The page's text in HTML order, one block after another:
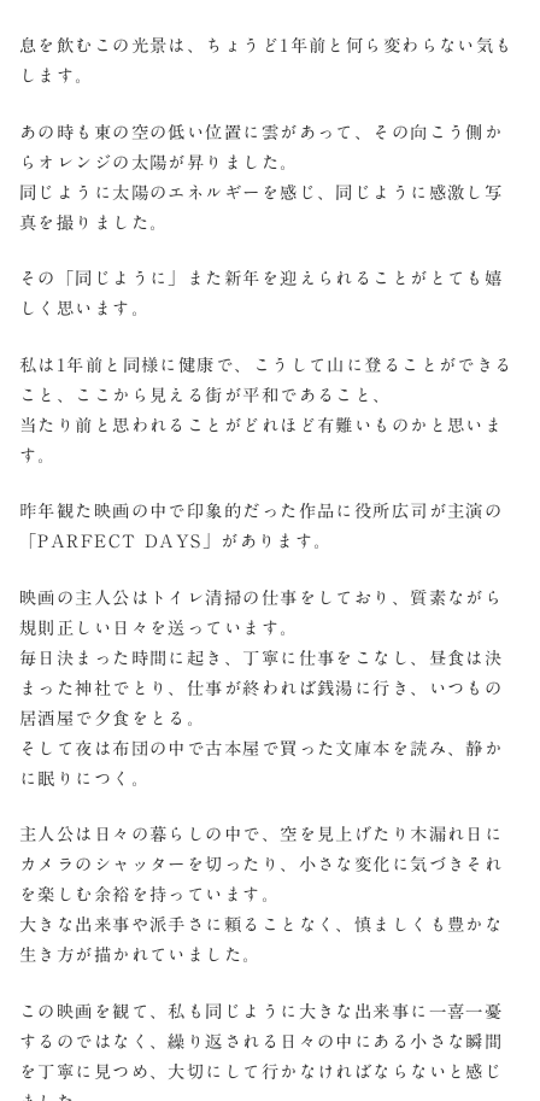
息を飲むこの光景は、ちょうど1年前と何ら変わらない気も
します。
あの時も東の空の低い位置に雲があって、その向こう側か
らオレンジの太陽が昇りました。
同じように太陽のエネルギーを感じ、同じように感激し写
真を撮りました。
その「同じように」また新年を迎えられることがとても嬉
しく思います。
私は1年前と同様に健康で、こうして山に登ることができる
こと、ここから見える街が平和であること、
当たり前と思われることがどれほど有難いものかと思いま
す。
昨年観た映画の中で印象的だった作品に役所広司が主演の
「PARFECT DAYS」があります。
映画の主人公はトイレ清掃の仕事をしており、質素ながら
規則正しい日々を送っています。
毎日決まった時間に起き、丁寧に仕事をこなし、昼食は決
まった神社でとり、仕事が終われば銭湯に行き、いつもの
居酒屋で夕食をとる。
そして夜は布団の中で古本屋で買った文庫本を読み、静か
に眠りにつく。
主人公は日々の暮らしの中で、空を見上げたり木漏れ日に
カメラのシャッターを切ったり、小さな変化に気づきそれ
を楽しむ余裕を持っています。
大きな出来事や派手さに頼ることなく、慎ましくも豊かな
生き方が描かれていました。
この映画を観て、私も同じように大きな出来事に一喜一憂
するのではなく、繰り返される日々の中にある小さな瞬間
を丁寧に見つめ、大切にして行かなければならないと感じ